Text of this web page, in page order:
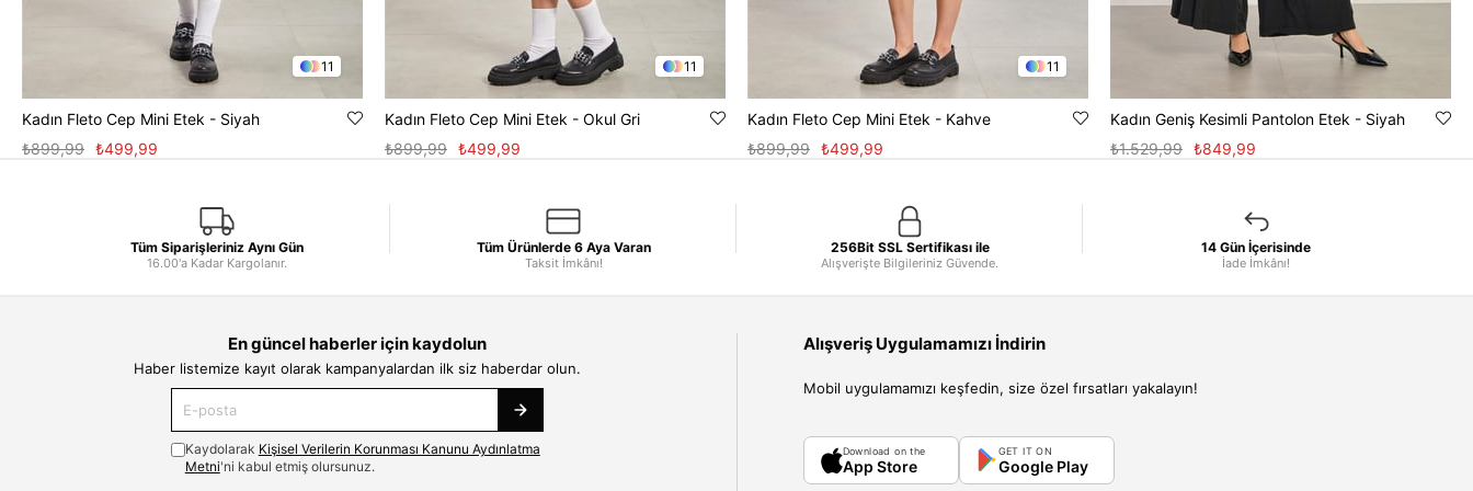
11
Kadın Fleto Cep Mini Etek - Siyah
₺499,99
₺899,99
11
Kadın Fleto Cep Mini Etek - Okul Gri
₺499,99
₺899,99
11
Kadın Fleto Cep Mini Etek - Kahve
₺499,99
₺899,99
Kadın Geniş Kesimli Pantolon Etek - Siyah
₺849,99
₺1.529,99
Tüm Siparişleriniz Aynı Gün
16.00'a Kadar Kargolanır.
Tüm Ürünlerde 6 Aya Varan
Taksit İmkânı!
256Bit SSL Sertifikası ile
Alışverişte Bilgileriniz Güvende.
14 Gün İçerisinde
İade İmkânı!
En güncel haberler için kaydolun
Haber listemize kayıt olarak kampanyalardan ilk siz haberdar olun.
Kaydolarak Kişisel Verilerin Korunması Kanunu Aydınlatma
Metni'ni kabul etmiş olursunuz.
Alışveriş Uygulamamızı İndirin
Mobil uygulamamızı keşfedin, size özel fırsatları yakalayın!
Download on the
App Store
GET IT ON
Google Play